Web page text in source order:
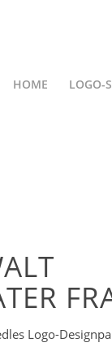
HOME LOGO-
Logo-